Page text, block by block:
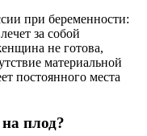
при беременности:
за собой
не готова,
материальной
постоянного места
плод?